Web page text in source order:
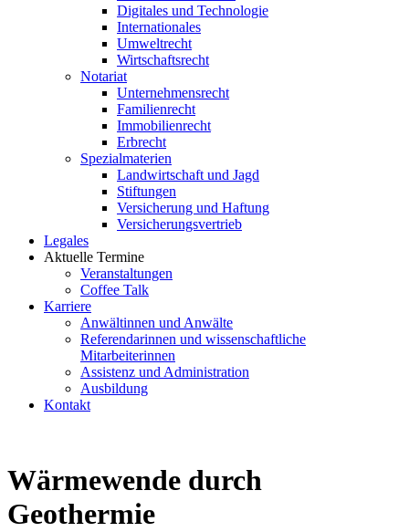
Digitales und Technologie
Internationales
Umweltrecht
Wirtschaftsrecht
Notariat
Unternehmensrecht
Familienrecht
Immobilienrecht
Erbrecht
Spezialmaterien
Landwirtschaft und Jagd
Stiftungen
Versicherung und Haftung
Versicherungsvertrieb
Legales
Aktuelle Termine
Veranstaltungen
Coffee Talk
Karriere
Anwältinnen und Anwälte
Referendarinnen und wissenschaftliche
Mitarbeiterinnen
Assistenz und Administration
Ausbildung
Kontakt
Wärmewende durch
Geothermie